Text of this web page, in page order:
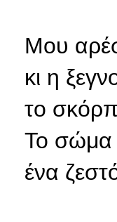
Μου
κι η
το
Το σώμα
ένα